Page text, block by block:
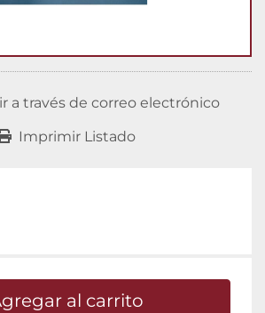
a través de correo electrónico
Imprimir Listado
al carrito